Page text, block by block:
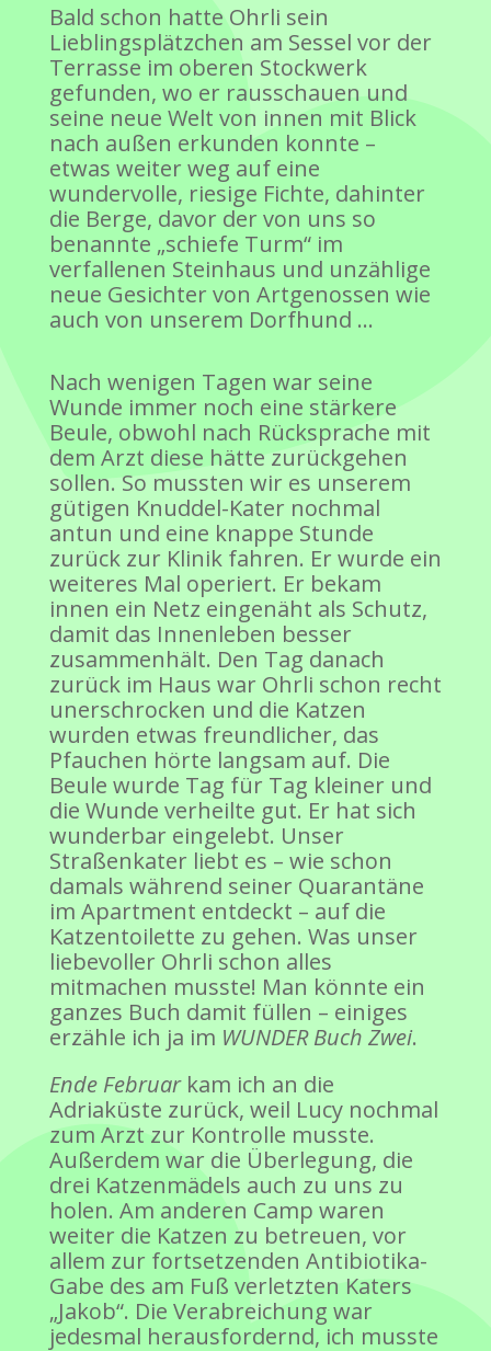
Bald schon hatte Ohrli sein
Lieblingsplätzchen am Sessel vor der
Terrasse im oberen Stockwerk
gefunden, wo er rausschauen und
seine neue Welt von innen mit Blick
nach außen erkunden konnte –
etwas weiter weg auf eine
wundervolle, riesige Fichte, dahinter
die Berge, davor der von uns so
benannte „schiefe Turm“ im
verfallenen Steinhaus und unzählige
neue Gesichter von Artgenossen wie
auch von unserem Dorfhund …
Nach wenigen Tagen war seine
Wunde immer noch eine stärkere
Beule, obwohl nach Rücksprache mit
dem Arzt diese hätte zurückgehen
sollen. So mussten wir es unserem
gütigen Knuddel-Kater nochmal
antun und eine knappe Stunde
zurück zur Klinik fahren. Er wurde ein
weiteres Mal operiert. Er bekam
innen ein Netz eingenäht als Schutz,
damit das Innenleben besser
zusammenhält. Den Tag danach
zurück im Haus war Ohrli schon recht
unerschrocken und die Katzen
wurden etwas freundlicher, das
Pfauchen hörte langsam auf. Die
Beule wurde Tag für Tag kleiner und
die Wunde verheilte gut. Er hat sich
wunderbar eingelebt. Unser
Straßenkater liebt es – wie schon
damals während seiner Quarantäne
im Apartment entdeckt – auf die
Katzentoilette zu gehen. Was unser
liebevoller Ohrli schon alles
mitmachen musste! Man könnte ein
ganzes Buch damit füllen – einiges
erzähle ich ja im WUNDER Buch Zwei.
Ende Februarkam ich an die
Adriaküste zurück, weil Lucy nochmal
zum Arzt zur Kontrolle musste.
Außerdem war die Überlegung, die
drei Katzenmädels auch zu uns zu
holen. Am anderen Camp waren
weiter die Katzen zu betreuen, vor
allem zur fortsetzenden Antibiotika-
Gabe des am Fuß verletzten Katers
„Jakob“. Die Verabreichung war
jedesmal herausfordernd, ich musste